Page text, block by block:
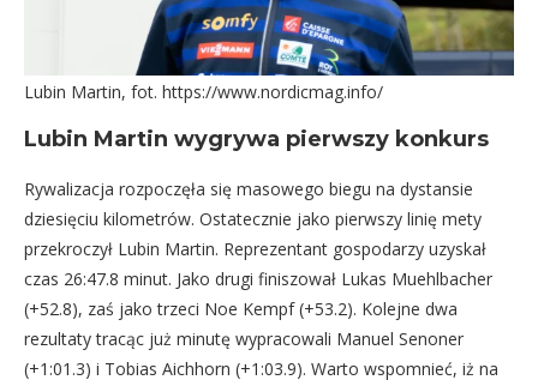
Lubin Martin, fot. https://www.nordicmag.info/
Lubin Martin wygrywa pierwszy konkurs
Rywalizacja rozpoczęła się masowego biegu na dystansie
dziesięciu kilometrów. Ostatecznie jako pierwszy linię mety
przekroczył Lubin Martin. Reprezentant gospodarzy uzyskał
czas 26:47.8 minut. Jako drugi finiszował Lukas Muehlbacher
(+52.8), zaś jako trzeci Noe Kempf (+53.2). Kolejne dwa
rezultaty tracąc już minutę wypracowali Manuel Senoner
(+1:01.3) i Tobias Aichhorn (+1:03.9). Warto wspomnieć, iż na